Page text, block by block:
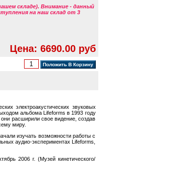
складе). Внимание - данный
на наш склад от 3
Цена: 6690.00 руб
электроакустических звуковых
альбома Lifeforms в 1993 году
расширили свое видение, создав
миру.
изучать возможности работы с
аудио-экспериментах Lifeforms,
2006 г. (Музей кинетического/